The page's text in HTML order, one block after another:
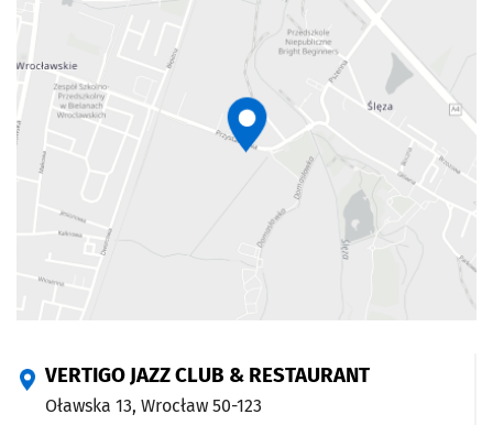
VERTIGO JAZZ CLUB & RESTAURANT
Oławska 13, Wrocław 50-123